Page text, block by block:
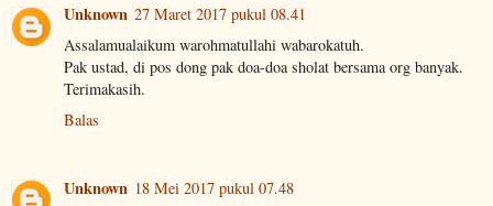
Unknown 27 Maret 2017 pukul 08.41
Assalamualaikum warohmatullahi wabarokatuh.
Pak ustad, di pos dong pak doa-doa sholat bersama org banyak.
Terimakasih.
Balas
Unknown 18 Mei 2017 pukul 07.48